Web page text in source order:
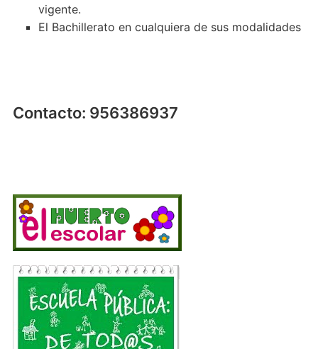
vigente.
El Bachillerato en cualquiera de sus modalidades
Contacto: 956386937